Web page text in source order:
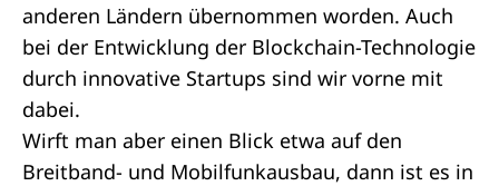
anderen Ländern übernommen worden. Auch
bei der Entwicklung der Blockchain-Technologie
durch innovative Startups sind wir vorne mit
dabei.
Wirft man aber einen Blick etwa auf den
Breitband- und Mobilfunkausbau, dann ist es in